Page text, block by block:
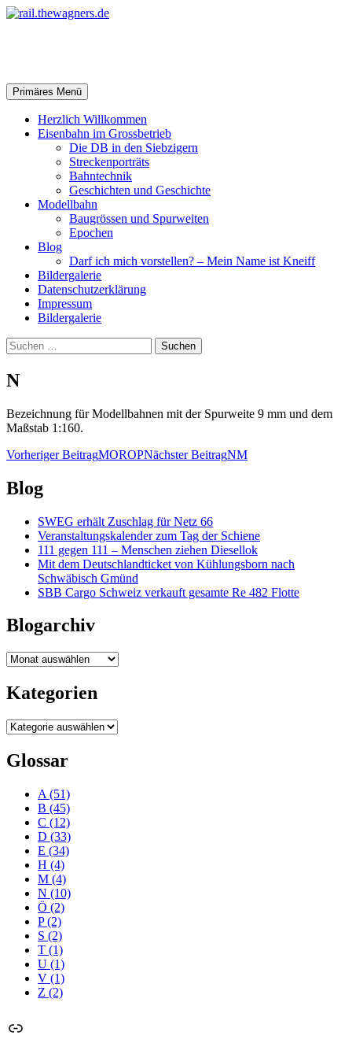
Zum
Suchen
Primäres Menü
Herzlich Willkommen
Eisenbahn im Grossbetrieb
Die DB in den Siebzigern
Streckenporträts
Bahntechnik
Geschichten und Geschichte
Modellbahn
Baugrössen und Spurweiten
Epochen
Blog
Darf ich mich vorstellen? – Mein Name ist Kneiff
Bildergalerie
Datenschutzerklärung
Impressum
Bildergalerie
Suchen
nach:
N
Bezeichnung für Modellbahnen mit der Spurweite 9 mm und dem
Maßstab 1:160.
Beitragsnavigation
Vorheriger BeitragMOROPNächster BeitragNM
Blog
SWEG erhält Zuschlag für Netz 66
Veranstaltungskalender zum Tag der Schiene
111 gegen 111 – Menschen ziehen Diesellok
Mit dem Deutschlandticket von Kühlungsborn nach
Schwäbisch Gmünd
SBB Cargo Schweiz verkauft gesamte Re 482 Flotte
Blogarchiv
Blogarchiv
Kategorien
Kategorien
Glossar
A (51)
B (45)
C (12)
D (33)
E (34)
H (4)
M (4)
N (10)
Ö (2)
P(2)
S (2)
T (1)
U (1)
V (1)
Z (2)
Link